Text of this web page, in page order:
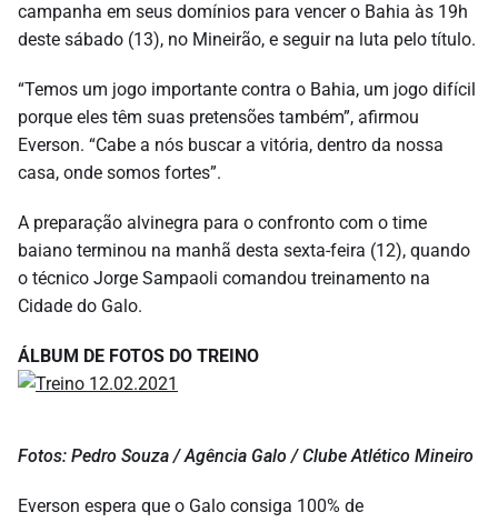
campanha em seus domínios para vencer o Bahia às 19h
deste sábado (13), no Mineirão, e seguir na luta pelo título.
“Temos um jogo importante contra o Bahia, um jogo difícil
porque eles têm suas pretensões também”, afirmou
Everson. “Cabe a nós buscar a vitória, dentro da nossa
casa, onde somos fortes”.
A preparação alvinegra para o confronto com o time
baiano terminou na manhã desta sexta-feira (12), quando
o técnico Jorge Sampaoli comandou treinamento na
Cidade do Galo.
ÁLBUM DE FOTOS DO TREINO
Fotos: Pedro Souza / Agência Galo / Clube Atlético Mineiro
Everson espera que o Galo consiga 100% de